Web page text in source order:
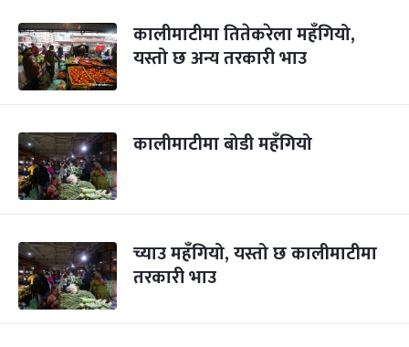
कालीमाटीमा तितेकरेला महँगियो,
यस्तो छ अन्य तरकारी भाउ
कालीमाटीमा बोडी महँगियो
च्याउ महँगियो, यस्तो छ कालीमाटीमा
तरकारी भाउ